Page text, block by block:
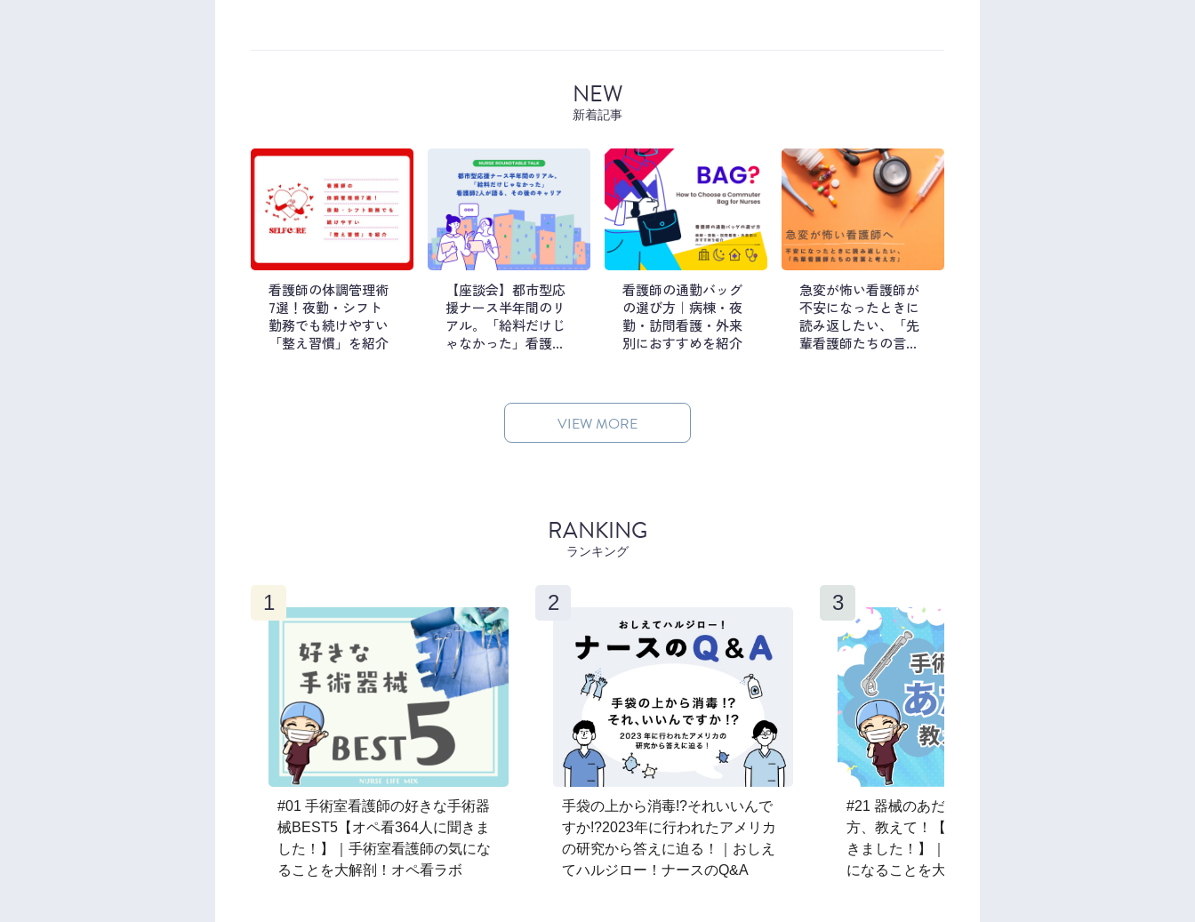
NEW
新着記事
看護師の体調管理術
7選！夜勤・シフト
勤務でも続けやすい
「整え習慣」を紹介
【座談会】都市型応
援ナース半年間のリ
アル。「給料だけじ
ゃなかった」看護師2
看護師の通勤バッグ
の選び方｜病棟・夜
勤・訪問看護・外来
別におすすめを紹介
急変が怖い看護師が
不安になったときに
読み返したい、「先
輩看護師たちの言葉
VIEW MORE
RANKING
ランキング
#01 手術室看護師の好きな手術器
械BEST5【オペ看364人に聞きま
した！】｜手術室看護師の気にな
ることを大解剖！オペ看ラボ
手袋の上から消毒!?それいいんで
すか!?2023年に行われたアメリカ
の研究から答えに迫る！｜おしえ
てハルジロー！ナースのQ&A
#21 器械のあだ名･呼び名･覚え
方、教えて！【オペ看281人に聞
きました！】｜手術室看護師の気
になることを大解剖！オペ看ラボ